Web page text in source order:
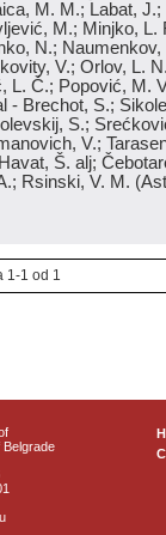
M. M.; Labat,
M.; Minjko, L.
N.; Naumenkov,
V.; Orlov, L.
L. Č.; Popović, M.
- Brechot, S.;
S.;
V.;
Š. alj;
Rsinski, V. M. (
1-1 od 1
Belgrade